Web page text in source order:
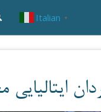
Italian ▼